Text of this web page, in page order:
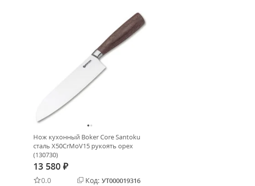
Нож кухонный Boker Core Santoku
сталь X50CrMoV15 рукоять орех
(130730)
13 580 ₽
0.0 Код: УТ000019316